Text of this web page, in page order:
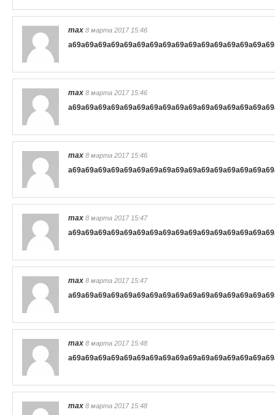
max 8 марта 2017 15:46
a69a69a69a69a69a69a69a69a69a69a69a69a69a69a69a69
max 8 марта 2017 15:46
a69a69a69a69a69a69a69a69a69a69a69a69a69a69a69a69
max 8 марта 2017 15:46
a69a69a69a69a69a69a69a69a69a69a69a69a69a69a69a69
max 8 марта 2017 15:47
a69a69a69a69a69a69a69a69a69a69a69a69a69a69a69a69
max 8 марта 2017 15:47
a69a69a69a69a69a69a69a69a69a69a69a69a69a69a69a69
max 8 марта 2017 15:48
a69a69a69a69a69a69a69a69a69a69a69a69a69a69a69a69
max 8 марта 2017 15:48